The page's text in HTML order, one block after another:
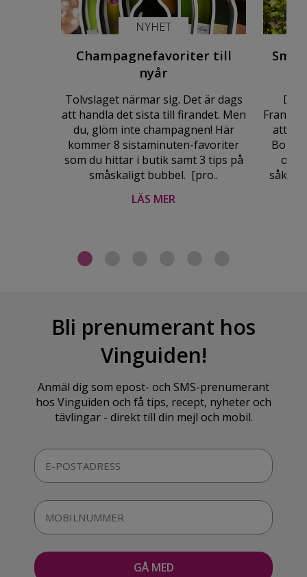
NYHET
Champagnefavoriter till
nyår
Tolvslaget närmar sig. Det är dags
att handla det sista till firandet. Men
du, glöm inte champagnen! Här
kommer 8 sistaminuten-favoriter
som du hittar i butik samt 3 tips på
småskaligt bubbel. [pro..
LÄS MER
att
och
såklart
Bli prenumerant hos
Vinguiden!
Anmäl dig som epost- och SMS-prenumerant
hos Vinguiden och få tips, recept, nyheter och
tävlingar - direkt till din mejl och mobil.